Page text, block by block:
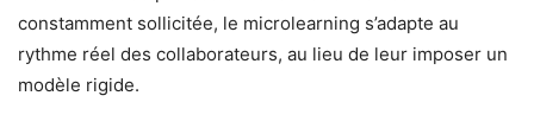
constamment sollicitée, le microlearning s’adapte au
rythme réel des collaborateurs, au lieu de leur imposer un
modèle rigide.